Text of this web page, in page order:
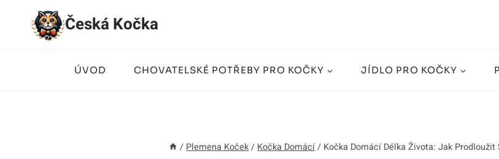
Přeskočit
Česká Kočka
ÚVOD CHOVATELSKÉ POTŘEBY PRO KOČKY JÍDLO PRO KOČKY
/ Plemena Koček / Kočka Domácí / Kočka Domácí Délka Života: Jak